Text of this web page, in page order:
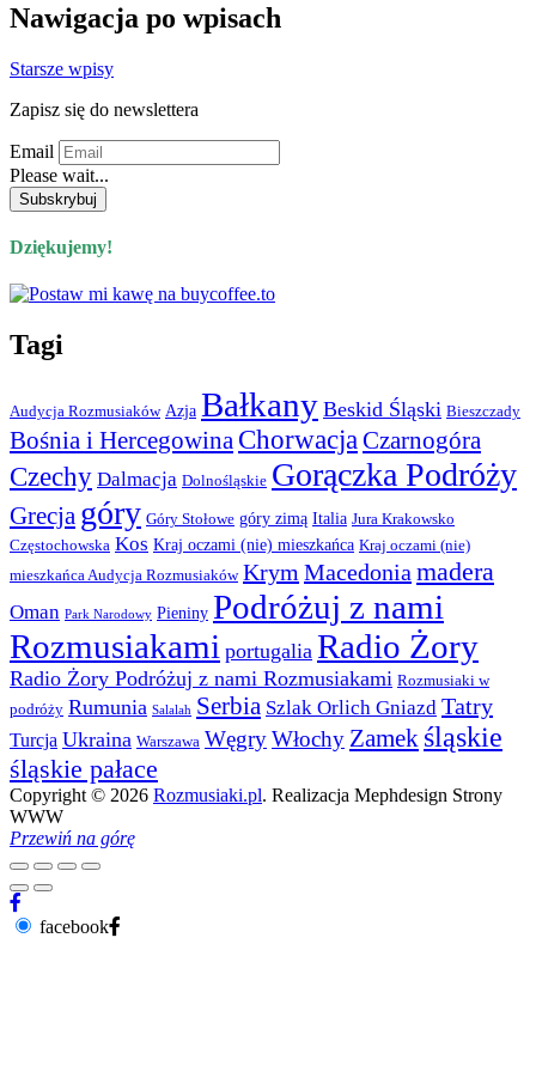
Nawigacja po wpisach
Starsze wpisy
Zapisz się do newslettera
Email
Please wait...
Dziękujemy!
Tagi
Audycja Rozmusiaków Azja Bałkany Beskid Śląski Bieszczady
Bośnia i Hercegowina ChorwacjaCzarnogóra
Czechy Dalmacja Dolnośląskie Gorączka Podróży
Grecja góry Góry Stołowe góry zimą Italia Jura Krakowsko
Częstochowska Kos Kraj oczami (nie) mieszkańca Kraj oczami (nie)
mieszkańca Audycja Rozmusiaków Krym Macedonia madera
Oman Park Narodowy Pieniny Podróżuj z nami
Rozmusiakami portugalia Radio Żory
Radio Żory Podróżuj z nami Rozmusiakami Rozmusiaki w
podróży Rumunia Salalah Serbia Szlak Orlich Gniazd Tatry
Turcja Ukraina Warszawa WęgryWłochy Zamek śląskie
śląskie pałace
Copyright © 2026 Rozmusiaki.pl. Realizacja Mephdesign Strony
WWW
Przewiń na górę
facebook